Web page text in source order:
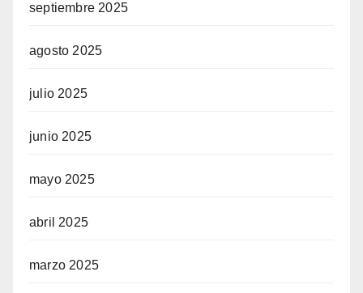
septiembre 2025
agosto 2025
julio 2025
junio 2025
mayo 2025
abril 2025
marzo 2025